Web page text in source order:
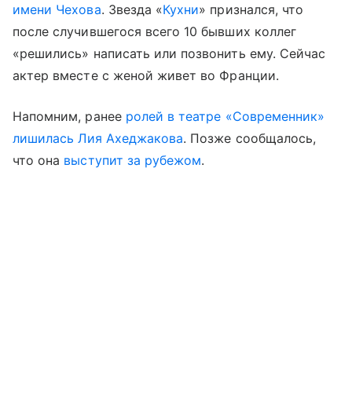
имени Чехова. Звезда «Кухни» признался, что
после случившегося всего 10 бывших коллег
«решились» написать или позвонить ему. Сейчас
актер вместе с женой живет во Франции.
Напомним, ранее ролей в театре «Современник»
лишилась Лия Ахеджакова. Позже сообщалось,
что она выступит за рубежом.